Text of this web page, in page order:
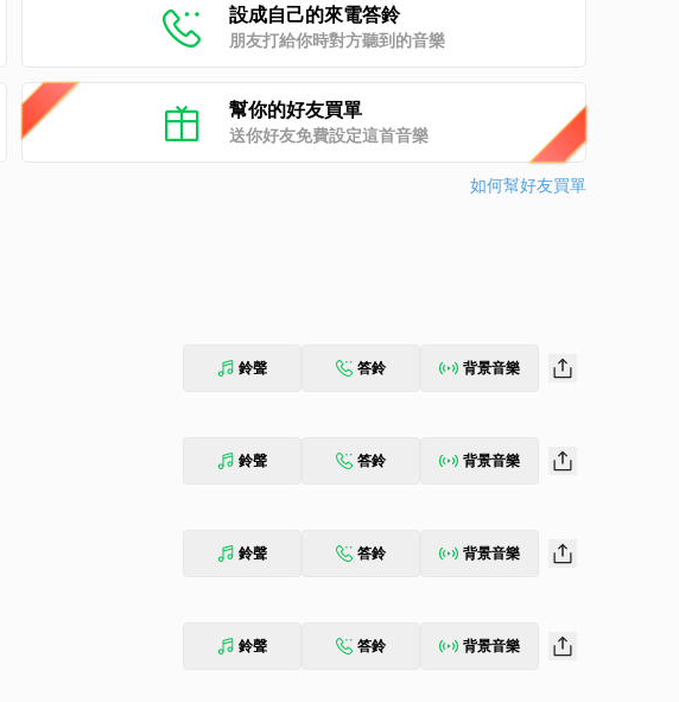
設成自己的來電答鈴
朋友打給你時對方聽到的音樂
幫你的好友買單
送你好友免費設定這首音樂
如何幫好友買單
鈴聲 答鈴 背景音樂
鈴聲 答鈴 背景音樂
鈴聲 答鈴 背景音樂
鈴聲 答鈴 背景音樂